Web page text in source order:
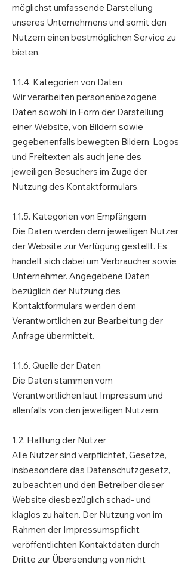
möglichst umfassende Darstellung
unseres Unternehmens und somit den
Nutzern einen bestmöglichen Service zu
bieten.
1.1.4. Kategorien von Daten
Wir verarbeiten personenbezogene
Daten sowohl in Form der Darstellung
einer Website, von Bildern sowie
gegebenenfalls bewegten Bildern, Logos
und Freitexten als auch jene des
jeweiligen Besuchers im Zuge der
Nutzung des Kontaktformulars.
1.1.5. Kategorien von Empfängern
Die Daten werden dem jeweiligen Nutzer
der Website zur Verfügung gestellt. Es
handelt sich dabei um Verbraucher sowie
Unternehmer. Angegebene Daten
bezüglich der Nutzung des
Kontaktformulars werden dem
Verantwortlichen zur Bearbeitung der
Anfrage übermittelt.
1.1.6. Quelle der Daten
Die Daten stammen vom
Verantwortlichen laut Impressum und
allenfalls von den jeweiligen Nutzern.
1.2. Haftung der Nutzer
Alle Nutzer sind verpflichtet, Gesetze,
insbesondere das Datenschutzgesetz,
zu beachten und den Betreiber dieser
Website diesbezüglich schad- und
klaglos zu halten. Der Nutzung von im
Rahmen der Impressumspflicht
veröffentlichten Kontaktdaten durch
Dritte zur Übersendung von nicht